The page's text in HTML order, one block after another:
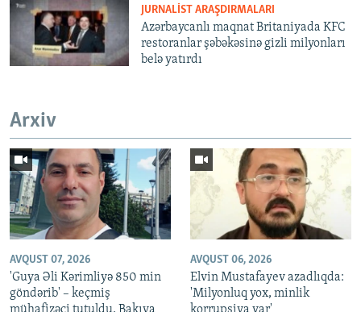
JURNALIST ARAŞDIRMALARI
Azərbaycanlı maqnat Britaniyada KFC
restoranlar şəbəkəsinə gizli milyonları
belə yatırdı
Arxiv
AVQUST 07, 2026
'Guya Əli Kərimliyə 850 min
göndərib' – keçmiş
AVQUST 06, 2026
Elvin Mustafayev azadlıqda:
'Milyonluq yox, minlik